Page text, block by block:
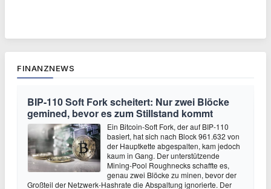
FINANZNEWS
BIP-110 Soft Fork scheitert: Nur zwei Blöcke
gemined, bevor es zum Stillstand kommt
Ein Bitcoin-Soft Fork, der auf BIP-110
basiert, hat sich nach Block 961.632 von
der Hauptkette abgespalten, kam jedoch
kaum in Gang. Der unterstützende
Mining-Pool Roughnecks schaffte es,
genau zwei Blöcke zu minen, bevor der
Großteil der Netzwerk-Hashrate die Abspaltung ignorierte. Der